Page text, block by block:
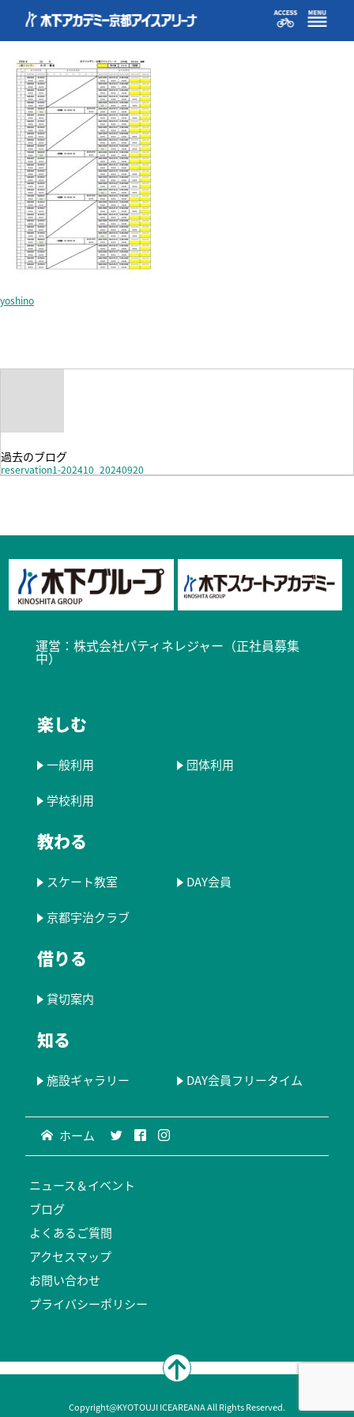
reservation1-202410_20240920
yoshino
過去のブログ
reservation1-202410_20240920
運営： 株式会社パティネレジャー（正社員募集
中）​
楽しむ
一般利用 団体利用
学校利用
教わる
スケート教室 DAY会員
京都宇治クラブ
借りる
貸切案内
知る
施設ギャラリー DAY会員フリータイム
ホーム
ニュース＆イベント
ブログ
よくあるご質問
アクセスマップ
お問い合わせ
プライバシーポリシー
Copyright@KYOTOUJI ICEAREANA All Rights Reserved.